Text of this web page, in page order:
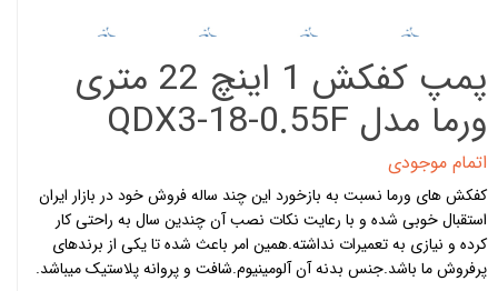
پمپ کفکش 1 اینچ 22 متری
ورما مدل QDX3-18-0.55F
اتمام موجودی
کفکش های ورما نسبت به بازخورد این چند ساله فروش خود در بازار ایران
استقبال خوبی شده و با رعایت نکات نصب آن چندین سال به راحتی کار
کرده و نیازی به تعمیرات نداشته.همین امر باعث شده تا یکی از برندهای
پرفروش ما باشد.جنس بدنه آن آلومینیوم.شافت و پروانه پلاستیک میباشد.